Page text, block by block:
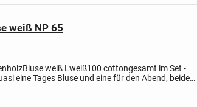
weiß NP 65
Bluse weiß L weiß100 cottongesamt im Set -
eine Tages Bluse und eine für den Abend, beide